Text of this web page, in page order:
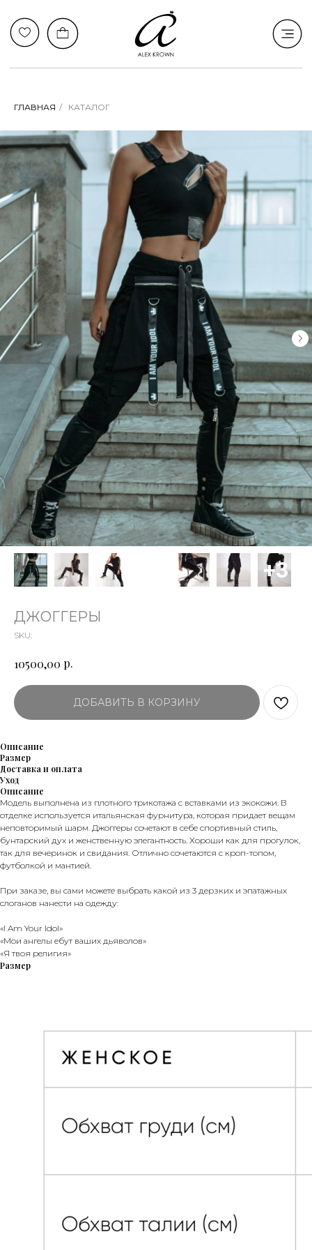
ГЛАВНАЯ / КАТАЛОГ
ДЖОГГЕРЫ
SKU:
10500,00 р.
ДОБАВИТЬ В КОРЗИНУ
Описание
Размер
Доставка и оплата
Уход
Описание
Модель выполнена из плотного трикотажа с вставками из экокожи. В
отделке используется итальянская фурнитура, которая придает вещам
неповторимый шарм. Джоггеры сочетают в себе спортивный стиль,
бунтарский дух и женственную элегантность. Хороши как для прогулок,
так для вечеринок и свидания. Отлично сочетаются с кроп-топом,
футболкой и мантией.
При заказе, вы сами можете выбрать какой из 3 дерзких и эпатажных
слоганов нанести на одежду:
«I Am Your Idol»
«Мои ангелы ебут ваших дьяволов»
«Я твоя религия»
Размер